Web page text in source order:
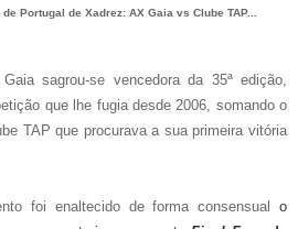
Portugal de Xadrez: AX Gaia vs Clube TAP...
sagrou-se vencedora da 35ª edição,
que lhe fugia desde 2006, somando o
TAP que procurava a sua primeira vitória
foi enaltecido de forma consensual o